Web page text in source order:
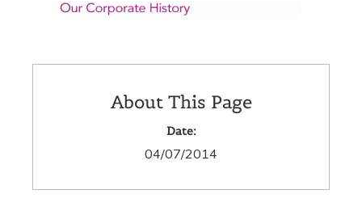
About This Page
Date:
04/07/2014